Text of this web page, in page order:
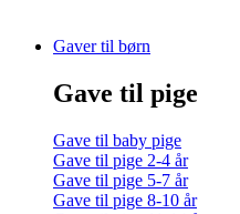
Gaver til børn
Gave til pige
Gave til baby pige
Gave til pige 2-4 år
Gave til pige 5-7 år
Gave til pige 8-10 år